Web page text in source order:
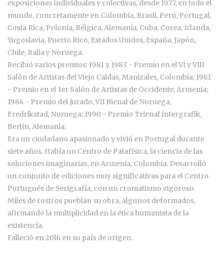
exposiciones individuales y colectivas, desde 1977, en todo el
mundo, concretamente en Colombia, Brasil, Perú, Portugal,
Costa Rica, Polonia, Bélgica, Alemania, Cuba, Corea, Irlanda,
Yugoslavia, Puerto Rico, Estados Unidos, España, Japón,
Chile, Italia y Noruega.
Recibió varios premios: 1981 y 1983 - Premio en el VI y VIII
Salón de Artistas del Viejo Caldas, Manizales, Colombia; 1981
- Premio en el 1er Salón de Artistas de Occidente, Armenia;
1984 - Premio del Jurado, VII Bienal de Noruega,
Fredrikstad, Noruega; 1990 - Premio Trienal Intergrafik,
Berlín, Alemania.
Era un ciudadano apasionado y vivió en Portugal durante
siete años. Había un Centro de Patafísica, la ciencia de las
soluciones imaginarias, en Armenia, Colombia. Desarrolló
un conjunto de ediciones muy significativas para el Centro
Portugués de Serigrafía, con un cromatismo vigoroso.
Miles de rostros pueblan su obra, algunos deformados,
afirmando la multiplicidad en la ética humanista de la
existencia.
Falleció en 2016 en su país de origen.